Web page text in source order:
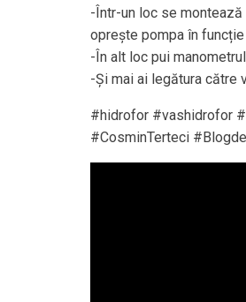
-Într-un loc se
oprește pompa în
-În alt loc pui
-Și mai ai legătura către
#hidrofor #vashidrofor
#CosminTerteci